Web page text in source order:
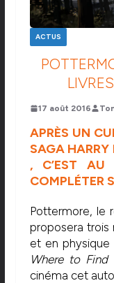
ACTUS
17 août 2016
APRÈS UN
SAGA HARRY
, C’EST AU
COMPLÉTER
Pottermore, le
proposera trois
et en physique
Where to Find
cinéma cet